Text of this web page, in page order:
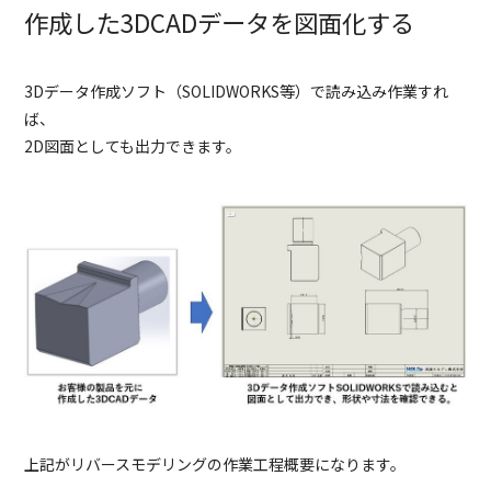
作成した3DCADデータを図面化する
3Dデータ作成ソフト（SOLIDWORKS等）で読み込み作業すれ
ば、
2D図面としても出力できます。
上記がリバースモデリングの作業工程概要になります。